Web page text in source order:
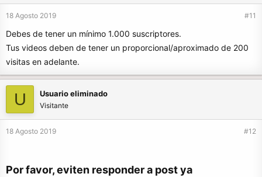
18 Agosto 2019 #11
Debes de tener un mínimo 1.000 suscriptores.
Tus videos deben de tener un proporcional/aproximado de 200
visitas en adelante.
U Usuario eliminado
Visitante
18 Agosto 2019 #12
Por favor, eviten responder a post ya